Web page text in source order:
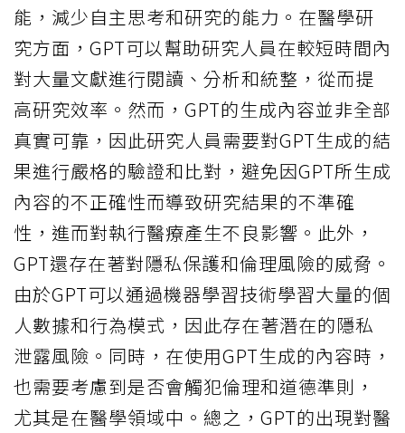
能，減少自主思考和研究的能力。在醫學研
究方面，GPT可以幫助研究人員在較短時間內
對大量文獻進行閱讀、分析和統整，從而提
高研究效率。然而，GPT的生成內容並非全部
真實可靠，因此研究人員需要對GPT生成的結
果進行嚴格的驗證和比對，避免因GPT所生成
內容的不正確性而導致研究結果的不準確
性，進而對執行醫療產生不良影響。此外，
GPT還存在著對隱私保護和倫理風險的威脅。
由於GPT可以通過機器學習技術學習大量的個
人數據和行為模式，因此存在著潛在的隱私
泄露風險。同時，在使用GPT生成的內容時，
也需要考慮到是否會觸犯倫理和道德準則，
尤其是在醫學領域中。總之，GPT的出現對醫